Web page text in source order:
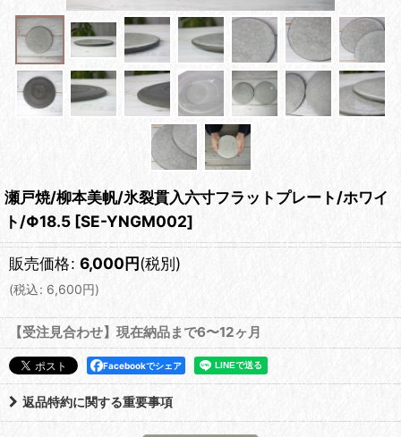
瀬戸焼/柳本美帆/氷裂貫入六寸フラットプレート/ホワイ
ト/Φ18.5 [SE-YNGM002]
販売価格: 6,000円(税別)
(税込: 6,600円)
【受注見合わせ】現在納品まで6〜12ヶ月
Facebookでシェア
返品特約に関する重要事項